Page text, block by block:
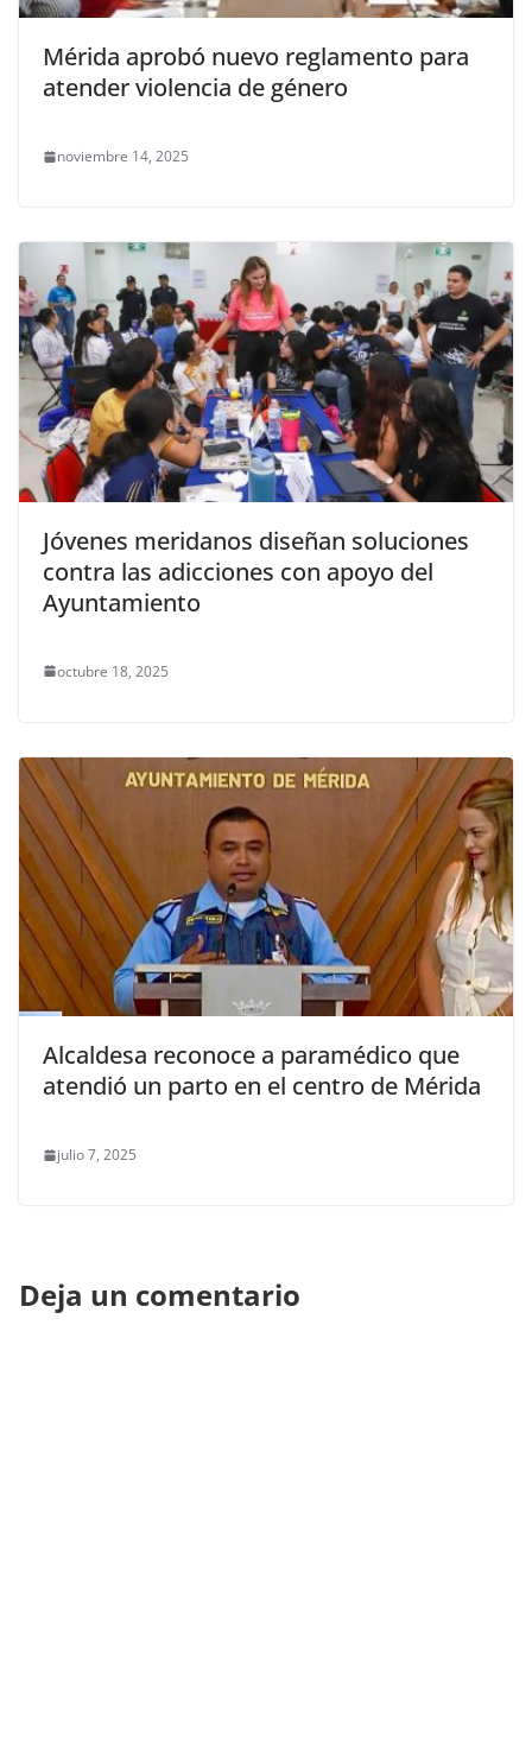
Mérida aprobó nuevo reglamento para
atender violencia de género
noviembre 14, 2025
Jóvenes meridanos diseñan soluciones
contra las adicciones con apoyo del
Ayuntamiento
octubre 18, 2025
Alcaldesa reconoce a paramédico que
atendió un parto en el centro de Mérida
julio 7, 2025
Deja un comentario